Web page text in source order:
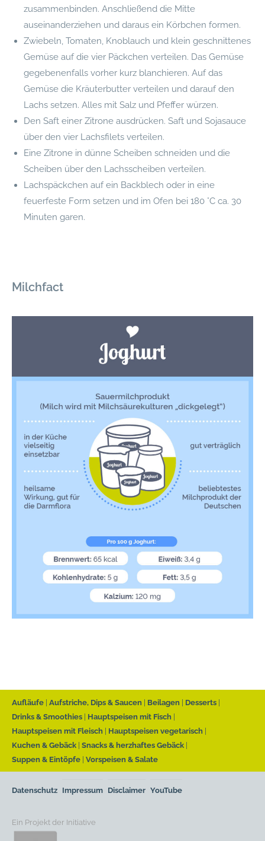
zusammenbinden. Anschließend die Mitte
auseinanderziehen und daraus ein Körbchen formen.
Zwiebeln, Tomaten, Knoblauch und klein geschnittenes
Gemüse auf die vier Päckchen verteilen. Das Gemüse
gegebenenfalls vorher kurz blanchieren. Auf das
Gemüse die Kräuterbutter verteilen und darauf den
Lachs setzen. Alles mit Salz und Pfeffer würzen.
Den Saft einer Zitrone ausdrücken. Saft und Sojasauce
über den vier Lachsfilets verteilen.
Eine Zitrone in dünne Scheiben schneiden und die
Scheiben über den Lachsscheiben verteilen.
Lachspäckchen auf ein Backblech oder in eine
feuerfeste Form setzen und im Ofen bei 180 °C ca. 30
Minuten garen.
Milchfact
Aufläufe Aufstriche, Dips & Saucen Beilagen
Desserts
Drinks & Smoothies
Hauptspeisen mit Fisch
Hauptspeisen mit Fleisch
Hauptspeisen vegetarisch
Kuchen & Gebäck Snacks & herzhaftes Gebäck
Suppen & Eintöpfe Vorspeisen & Salate
Datenschutz Impressum Disclaimer YouTube
Ein Projekt der Initiative